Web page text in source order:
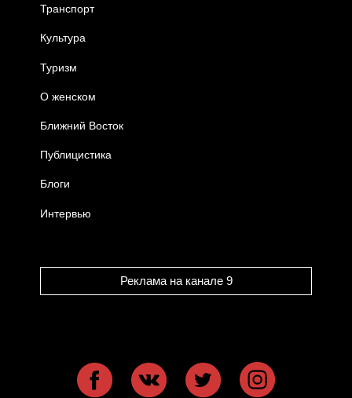
Транспорт
Культура
Туризм
О женском
Ближний Восток
Публицистика
Блоги
Интервью
Реклама на канале 9